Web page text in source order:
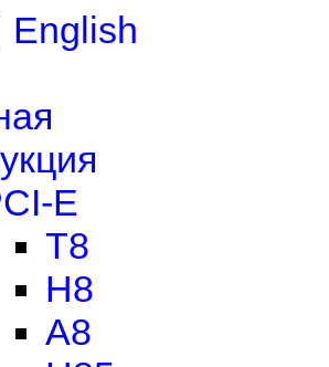
English
E
T8
H8
A8